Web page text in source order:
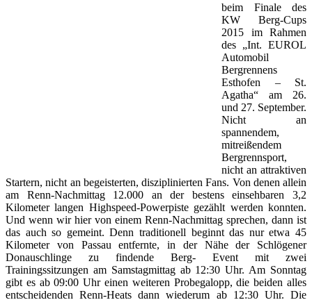
beim Finale des
KW Berg-Cups
2015 im Rahmen
des „Int. EUROL
Automobil
Bergrennens
Esthofen – St.
Agatha“ am 26.
und 27. September.
Nicht an
spannendem,
mitreißendem
Bergrennsport,
nicht an attraktiven
Startern, nicht an begeisterten, disziplinierten Fans. Von denen allein
am Renn-Nachmittag 12.000 an der bestens einsehbaren 3,2
Kilometer langen Highspeed-Powerpiste gezählt werden konnten.
Und wenn wir hier von einem Renn-Nachmittag sprechen, dann ist
das auch so gemeint. Denn traditionell beginnt das nur etwa 45
Kilometer von Passau entfernte, in der Nähe der Schlögener
Donauschlinge zu findende Berg- Event mit zwei
Trainingssitzungen am Samstagmittag ab 12:30 Uhr. Am Sonntag
gibt es ab 09:00 Uhr einen weiteren Probegalopp, die beiden alles
entscheidenden Renn-Heats dann wiederum ab 12:30 Uhr. Die